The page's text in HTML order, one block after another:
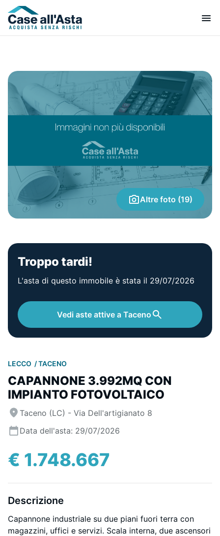
Altre foto (19)
Troppo tardi!
L'asta di questo immobile è stata il 29/07/2026
Vedi aste attive a Taceno
LECCO TACENO
CAPANNONE 3.992MQ CON
IMPIANTO FOTOVOLTAICO
Taceno (LC) - Via Dell'artigianato 8
Data dell'asta: 29/07/2026
€ 1.748.667
Descrizione
Capannone industriale su due piani fuori terra con
magazzini, uffici e servizi. Scala interna, due ascensori